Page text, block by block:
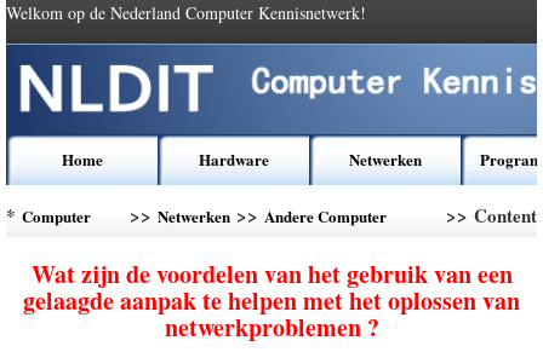
Welkom op de Nederland Computer Kennisnetwerk!
Home Hardware Netwerken
* Computer
>>Netwerken >>Andere Computer
>> Content
Wat zijn de voordelen van het gebruik van een
gelaagde aanpak te helpen met het oplossen van
netwerkproblemen ?